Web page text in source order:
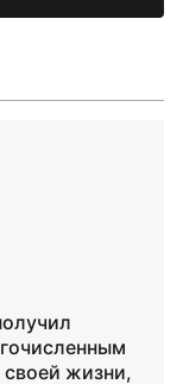
жизни,